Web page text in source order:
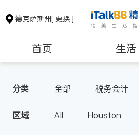
德克萨斯州[ 更换 ]
首页 生活
保险理财 房地产
分类 全部 税务会计
区域 All Houston